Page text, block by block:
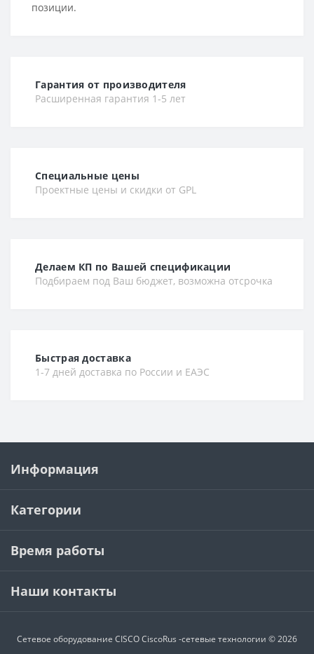
позиции.
Гарантия от производителя
Расширенная гарантия 1-5 лет
Специальные цены
Проектные цены и скидки от GPL
Делаем КП по Вашей спецификации
Подбираем под Ваш бюджет, возможна отсрочка
Быстрая доставка
1-7 дней доставка по России и ЕАЭС
Информация
Категории
Время работы
Наши контакты
Сетевое оборудование CISCOCiscoRus -сетевые технологии © 2026